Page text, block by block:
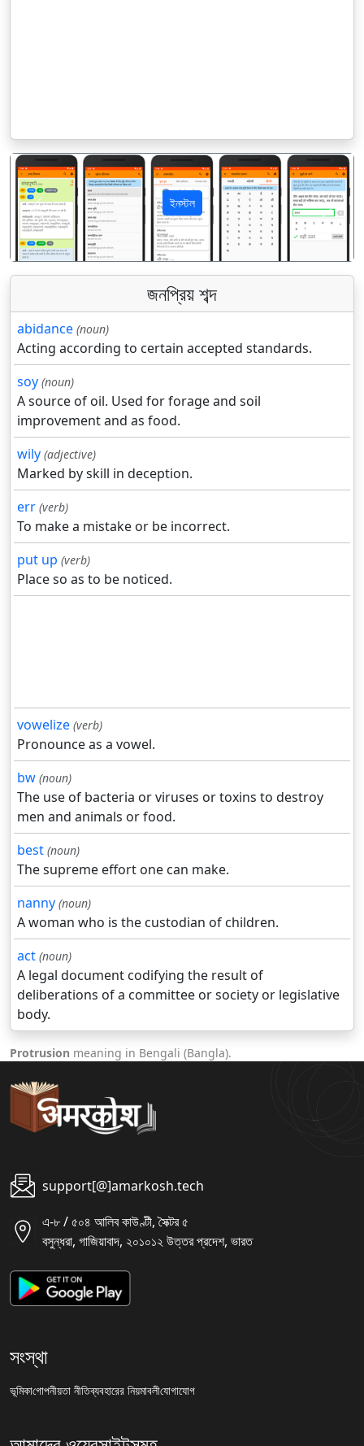
ইনস্টল
पिछला अगला
জনপ্রিয় শব্দ
abidance (noun)
Acting according to certain accepted standards.
soy (noun)
A source of oil. Used for forage and soil
improvement and as food.
wily (adjective)
Marked by skill in deception.
err (verb)
To make a mistake or be incorrect.
put up (verb)
Place so as to be noticed.
vowelize (verb)
Pronounce as a vowel.
bw (noun)
The use of bacteria or viruses or toxins to destroy
men and animals or food.
best (noun)
The supreme effort one can make.
nanny (noun)
A woman who is the custodian of children.
act (noun)
A legal document codifying the result of
deliberations of a committee or society or legislative
body.
Protrusion meaning in Bengali (Bangla).
support[@]amarkosh.tech
এ-৮ / ৫০৪ আলিব কাউণ্টী, সৈক্টর ৫
বসুন্ধরা, গাজিয়াবাদ, ২০১০১২ উত্তর প্রদেশ, ভারত
সংস্থা
ভূমিকাগোপনীয়তা নীতিব্যবহারের নিয়মাবলীযোগাযোগ